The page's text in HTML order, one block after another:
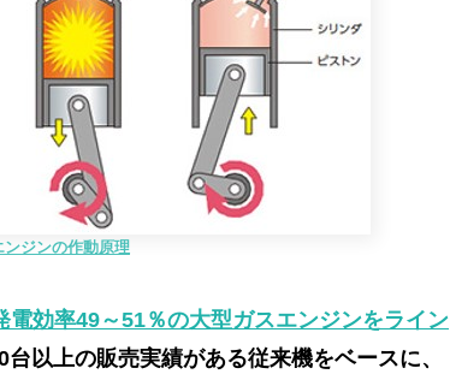
ジンの作動原理
電効率49～51％の大型ガスエンジンをライン
以上の販売実績がある従来機をベースに、